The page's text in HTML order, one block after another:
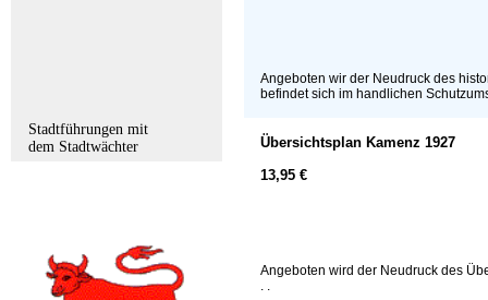
Stadtführungen mit
dem Stadtwächter
Angeboten wir der Neudruck des
befindet sich im handlichen
Übersichtsplan Kamenz 1927
13,95 €
Angeboten wird der Neudruck des
. .